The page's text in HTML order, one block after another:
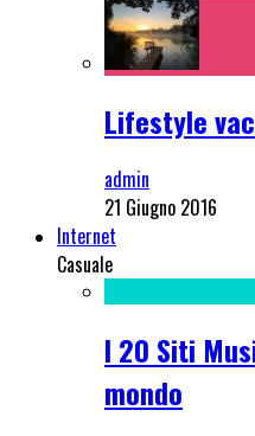
Lifestyle
admin
21 Giugno 2016
Internet
Casuale
I 20 Siti
mondo